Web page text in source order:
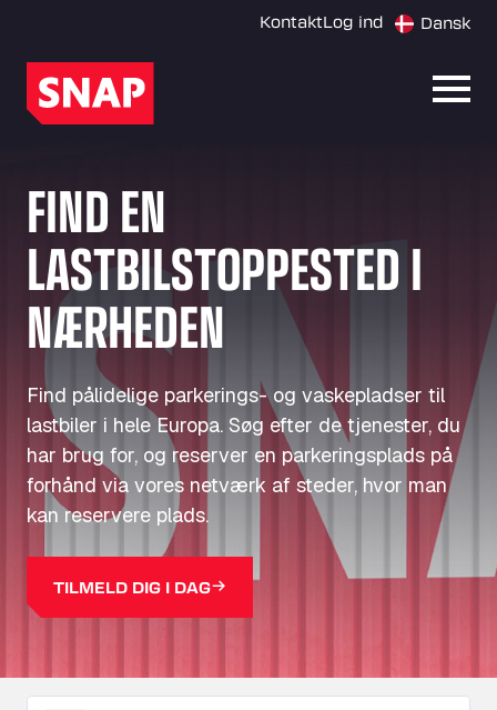
KontaktLog ind Dansk
FIND EN
LASTBILSTOPPESTED I
NÆRHEDEN
Find pålidelige parkerings- og vaskepladser til
lastbiler i hele Europa. Søg efter de tjenester, du
har brug for, og reserver en parkeringsplads på
forhånd via vores netværk af steder, hvor man
kan reservere plads.
TILMELD DIG I DAG